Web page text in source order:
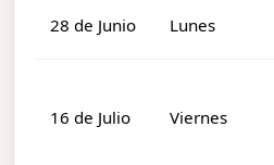
28 de Junio Lunes
16 de Julio Viernes